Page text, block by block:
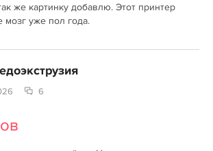
же картинку добавлю. Этот принтер
мозг уже пол года.
6